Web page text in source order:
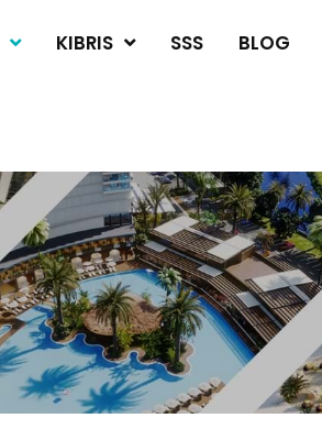
KIBRIS SSS BLOG